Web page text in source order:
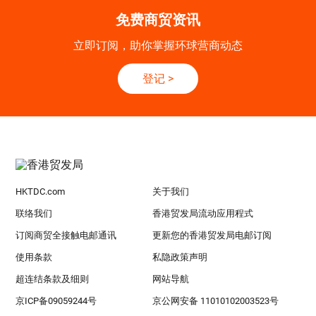
免费商贸资讯
立即订阅，助你掌握环球营商动态
登记 >
HKTDC.com 关于我们
联络我们 香港贸发局流动应用程式
订阅商贸全接触电邮通讯 更新您的香港贸发局电邮订阅
使用条款 私隐政策声明
超连结条款及细则 网站导航
京ICP备09059244号 京公网安备 11010102003523号